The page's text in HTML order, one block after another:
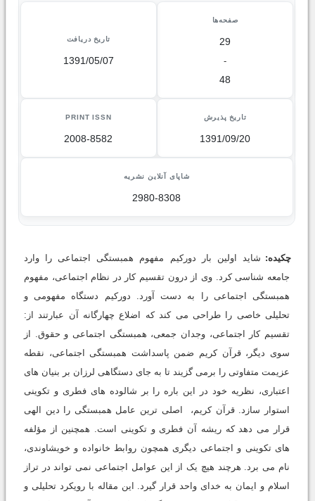
صفحه‌ها
29
-
48
تاریخ دریافت
1391/05/07
تاریخ پذیرش
1391/09/20
PRINT ISSN
2008-8582
شاپای آنلاین نشریه
2980-8308
چکیده: شاید اولین بار دورکیم مفهوم همبستگی اجتماعی را وارد
جامعه شناسی کرد. وی از درون تقسیم کار در نظام اجتماعی، مفهوم
همبستگی اجتماعی را به دست آورد. دورکیم دستگاه مفهومی و
تحلیلی خاصی را طراحی می کند که اضلاع چهارگانه آن عبارتند از:
تقسیم کار اجتماعی، وجدان جمعی، همبستگی اجتماعی و حقوق. از
سوی دیگر، قرآن کریم ضمن پاسداشت همبستگی اجتماعی، نقطه
عزیمت متفاوتی را برمی گزیند تا به جای دستگاهی لرزان بر بنیان های
اعتباری، نظریه خود در این باره را بر شالوده های فطری و تکوینی
استوار سازد. قرآن کریم، اصلی ترین عامل همبستگی را دین الهی
قرار می دهد که ریشه آن فطری و تکوینی است. همچنین از مؤلفه
های تکوینی و اجتماعی دیگری همچون روابط خانواده و خویشاوندی،
نام می برد. هرچند هیچ یک از این عوامل اجتماعی نمی تواند در تراز
اسلام و ایمان به خدای واحد قرار گیرد. این مقاله با رویکرد تحلیلی و